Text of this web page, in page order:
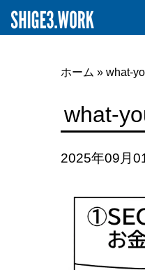
ホーム » what-
what-
2025年09月